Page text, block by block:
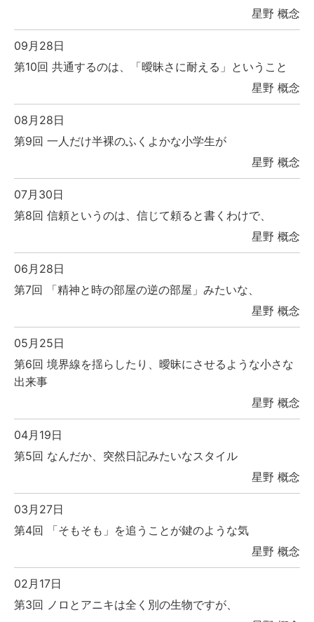
星野 概念
09月28日
第10回 共通するのは、「曖昧さに耐える」ということ
星野 概念
08月28日
第9回 一人だけ半裸のふくよかな小学生が
星野 概念
07月30日
第8回 信頼というのは、信じて頼ると書くわけで、
星野 概念
06月28日
第7回 「精神と時の部屋の逆の部屋」みたいな、
星野 概念
05月25日
第6回 境界線を揺らしたり、曖昧にさせるような小さな
出来事
星野 概念
04月19日
第5回 なんだか、突然日記みたいなスタイル
星野 概念
03月27日
第4回 「そもそも」を追うことが鍵のような気
星野 概念
02月17日
第3回 ノロとアニキは全く別の生物ですが、